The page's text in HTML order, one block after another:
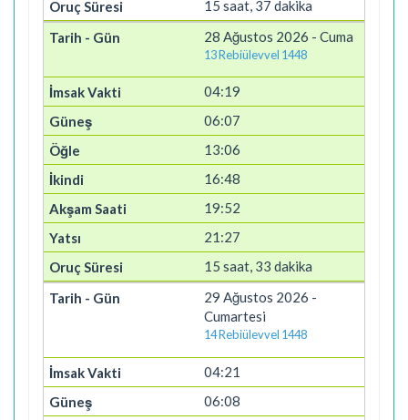
15 saat, 37 dakika
28 Ağustos 2026 - Cuma
13 Rebiülevvel 1448
04:19
06:07
13:06
16:48
19:52
21:27
15 saat, 33 dakika
29 Ağustos 2026 -
Cumartesi
14 Rebiülevvel 1448
04:21
06:08